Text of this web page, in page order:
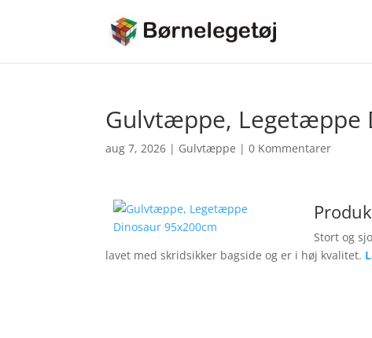
Gulvtæppe, Legetæppe
aug 7, 2026 | Gulvtæppe |0 Kommentarer
Stort og
lavet med skridsikker bagside og er i høj kvalitet.